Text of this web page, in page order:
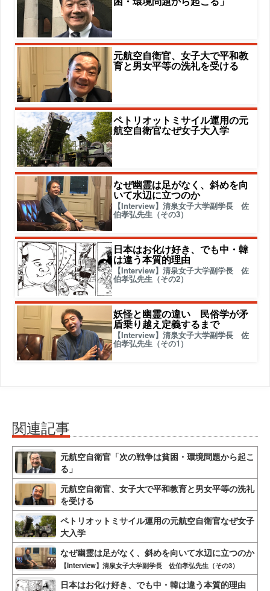
元航空自衛官、女子大で平和教
育と男女平等の洗礼を受ける
ペトリオットミサイル運用の元
航空自衛官なぜ女子大入学
なぜ幽霊は足がなく、斜めを向
いて水辺に立つのか
【Interview】清泉女子大学副学長 佐
伯孝弘先生（その3）
日本はお化け好き、でも中・韓
は違う本質的理由
【Interview】清泉女子大学副学長 佐
伯孝弘先生（その2）
妖怪と幽霊の違い 民俗学が矛
盾乗り越え定義するまで
【Interview】清泉女子大学副学長 佐
伯孝弘先生（その1）
関連記事
元航空自衛官「次の戦争は貧困・環境問題から起こ
る」
元航空自衛官、女子大で平和教育と男女平等の洗礼
を受ける
ペトリオットミサイル運用の元航空自衛官なぜ女子
大入学
なぜ幽霊は足がなく、斜めを向いて水辺に立つのか
【Interview】清泉女子大学副学長 佐伯孝弘先生（その3）
日本はお化け好き、でも中・韓は違う本質的理由